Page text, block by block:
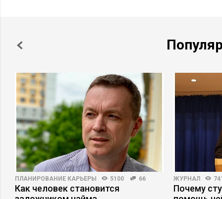
ПЛАНИРОВАНИЕ КАРЬЕРЫ 5100 66
Как человек становится
ЖУРНАЛ
Почему